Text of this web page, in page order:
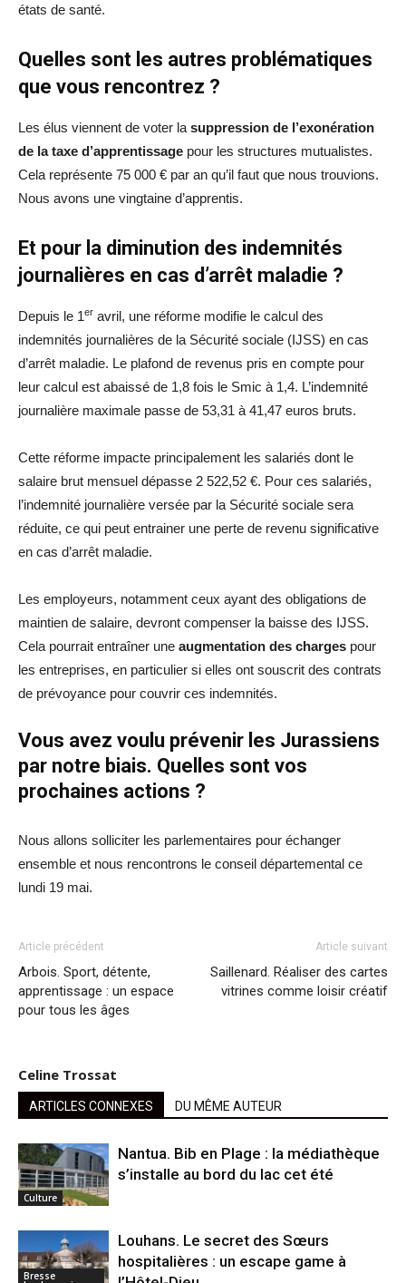
états de santé.
Quelles sont les autres problématiques
que vous rencontrez ?
Les élus viennent de voter la suppression de l’exonération
de la taxe d’apprentissage pour les structures mutualistes.
Cela représente 75 000 € par an qu’il faut que nous trouvions.
Nous avons une vingtaine d’apprentis.
Et pour la diminution des indemnités
journalières en cas d’arrêt maladie ?
Depuis le 1er avril, une réforme modifie le calcul des
indemnités journalières de la Sécurité sociale (IJSS) en cas
d’arrêt maladie. Le plafond de revenus pris en compte pour
leur calcul est abaissé de 1,8 fois le Smic à 1,4. L’indemnité
journalière maximale passe de 53,31 à 41,47 euros bruts.
Cette réforme impacte principalement les salariés dont le
salaire brut mensuel dépasse 2 522,52 €. Pour ces salariés,
l’indemnité journalière versée par la Sécurité sociale sera
réduite, ce qui peut entrainer une perte de revenu significative
en cas d’arrêt maladie.
Les employeurs, notamment ceux ayant des obligations de
maintien de salaire, devront compenser la baisse des IJSS.
Cela pourrait entraîner une augmentation des charges pour
les entreprises, en particulier si elles ont souscrit des contrats
de prévoyance pour couvrir ces indemnités.
Vous avez voulu prévenir les Jurassiens
par notre biais. Quelles sont vos
prochaines actions ?
Nous allons solliciter les parlementaires pour échanger
ensemble et nous rencontrons le conseil départemental ce
lundi 19 mai.
Article précédent
Arbois. Sport, détente,
apprentissage : un espace
pour tous les âges
Article suivant
Saillenard. Réaliser des cartes
vitrines comme loisir créatif
Celine Trossat
ARTICLES CONNEXES DU MÊME AUTEUR
Culture
Nantua. Bib en Plage : la médiathèque
s’installe au bord du lac cet été
Bresse
Louhans. Le secret des Sœurs
hospitalières : un escape game à